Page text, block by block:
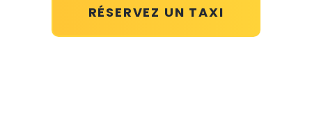
RÉSERVEZ UN TAXI